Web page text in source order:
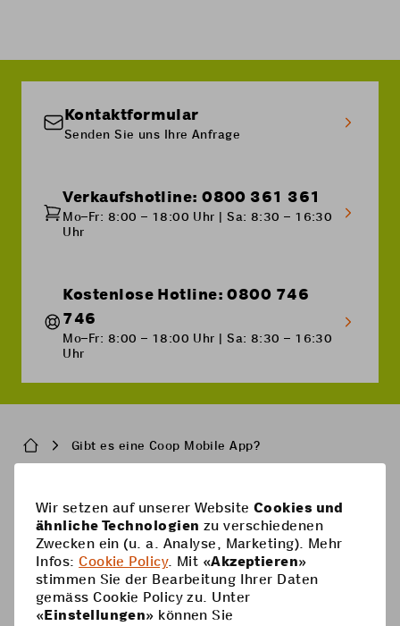
Kontaktformular
Senden Sie uns Ihre Anfrage
Verkaufshotline: 0800 361 361
Mo–Fr: 8:00 – 18:00 Uhr | Sa: 8:30 – 16:30
Uhr
Kostenlose Hotline: 0800 746
746
Mo–Fr: 8:00 – 18:00 Uhr | Sa: 8:30 – 16:30
Uhr
BreadcrumbGibt es eine Coop Mobile App?
Pied
de
page
Handy-Abos
Handy-Abos
Prepaid-Karte
Hilfe
Supercard
Coop Mobile
Wir setzen auf unserer Website Cookies und
ähnliche Technologien zu verschiedenen
Zwecken ein (u. a. Analyse, Marketing). Mehr
Infos:Cookie Policy. Mit «Akzeptieren»
stimmen Sie der Bearbeitung Ihrer Daten
gemäss Cookie Policy zu. Unter
«Einstellungen» können Sie